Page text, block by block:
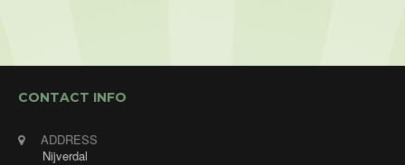
CONTACT INFO
ADDRESS
Nijverdal